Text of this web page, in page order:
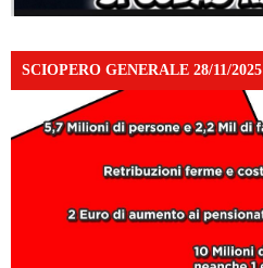
SCIOPERO GENERALE 28/11/2025